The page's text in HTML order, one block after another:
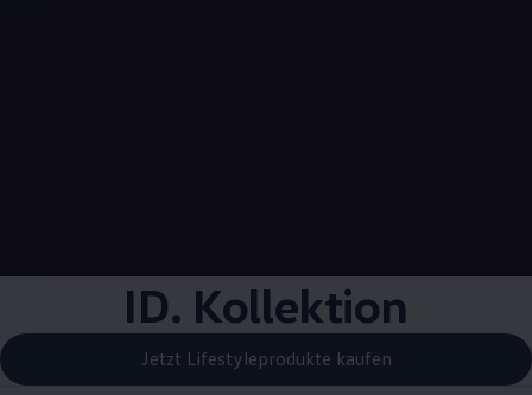
ID. Kollektion
Jetzt Lifestyleprodukte kaufen